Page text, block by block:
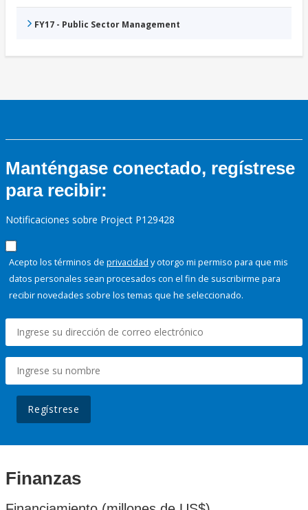
FY17 - Public Sector Management
Manténgase conectado, regístrese
para recibir:
Notificaciones sobre Project P129428
Acepto los términos de privacidad y otorgo mi permiso para que mis
datos personales sean procesados con el fin de suscribirme para
recibir novedades sobre los temas que he seleccionado.
Regístrese
Finanzas